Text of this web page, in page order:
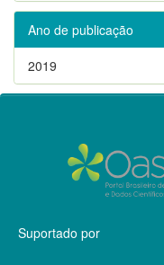
Ano de publicação
2019
Suportado por